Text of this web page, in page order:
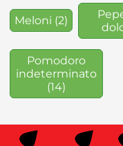
Meloni (2)
Pomodoro
indeterminato
(14)